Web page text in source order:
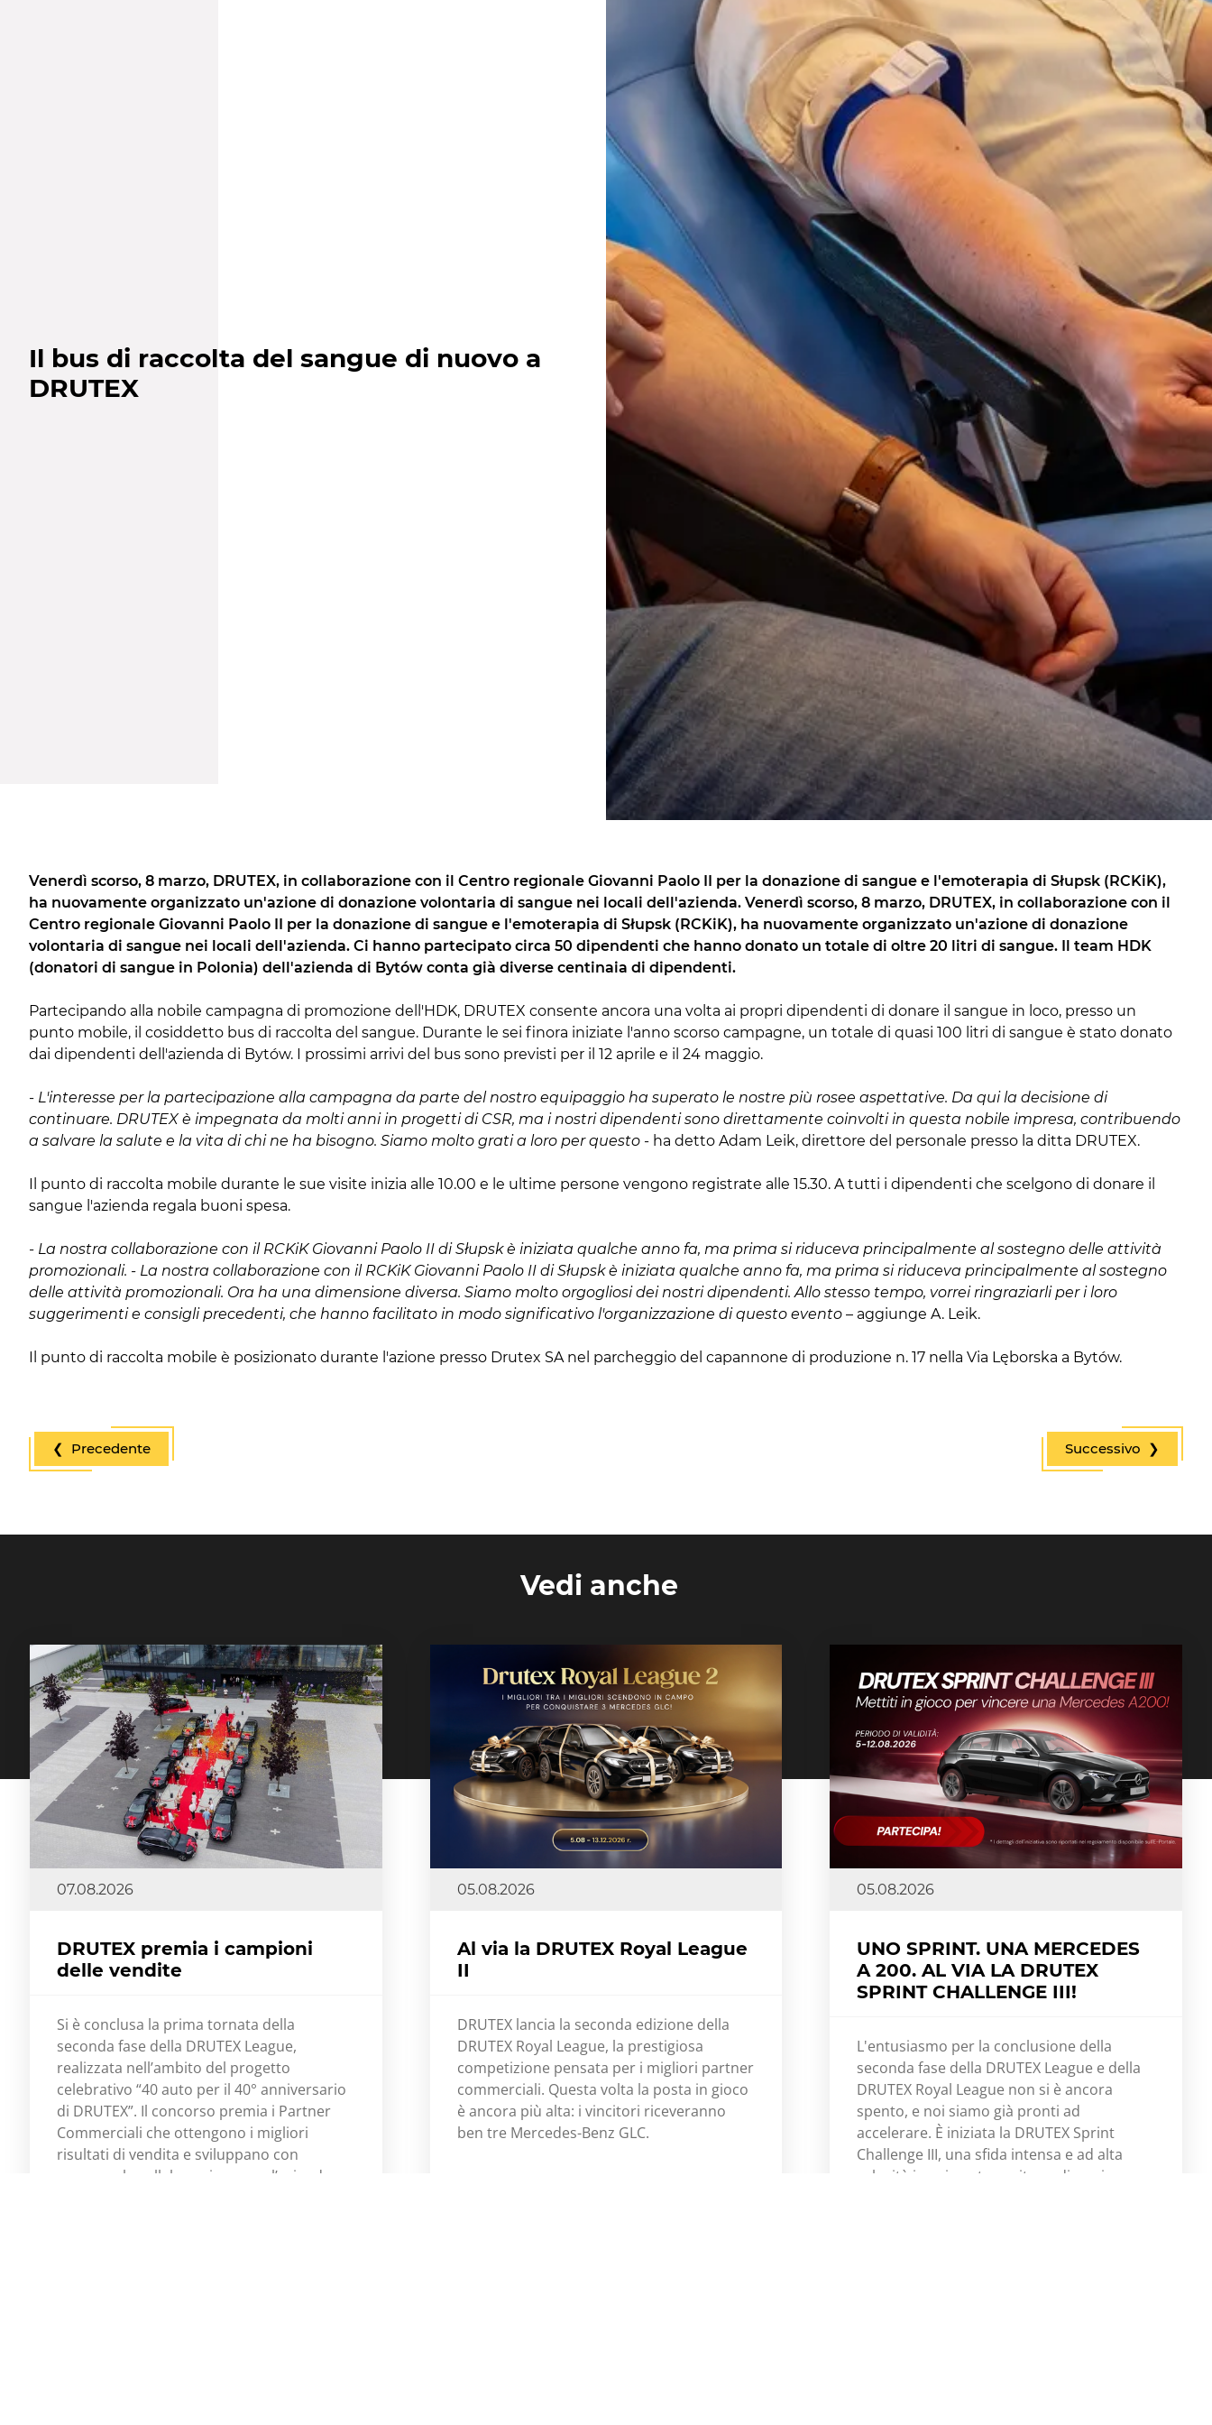
Il bus di raccolta del sangue di nuovo a
DRUTEX
Venerdì scorso, 8 marzo, DRUTEX, in collaborazione con il Centro regionale Giovanni Paolo II per la donazione di sangue e l'emoterapia di Słupsk (RCKiK),
ha nuovamente organizzato un'azione di donazione volontaria di sangue nei locali dell'azienda. Venerdì scorso, 8 marzo, DRUTEX, in collaborazione con il
Centro regionale Giovanni Paolo II per la donazione di sangue e l'emoterapia di Słupsk (RCKiK), ha nuovamente organizzato un'azione di donazione
volontaria di sangue nei locali dell'azienda. Ci hanno partecipato circa 50 dipendenti che hanno donato un totale di oltre 20 litri di sangue. Il team HDK
(donatori di sangue in Polonia) dell'azienda di Bytów conta già diverse centinaia di dipendenti.
Partecipando alla nobile campagna di promozione dell'HDK, DRUTEX consente ancora una volta ai propri dipendenti di donare il sangue in loco, presso un
punto mobile, il cosiddetto bus di raccolta del sangue. Durante le sei finora iniziate l'anno scorso campagne, un totale di quasi 100 litri di sangue è stato donato
dai dipendenti dell'azienda di Bytów. I prossimi arrivi del bus sono previsti per il 12 aprile e il 24 maggio.
- L'interesse per la partecipazione alla campagna da parte del nostro equipaggio ha superato le nostre più rosee aspettative. Da qui la decisione di
continuare. DRUTEX è impegnata da molti anni in progetti di CSR, ma i nostri dipendenti sono direttamente coinvolti in questa nobile impresa, contribuendo
a salvare la salute e la vita di chi ne ha bisogno. Siamo molto grati a loro per questo - ha detto Adam Leik, direttore del personale presso la ditta DRUTEX.
Il punto di raccolta mobile durante le sue visite inizia alle 10.00 e le ultime persone vengono registrate alle 15.30. A tutti i dipendenti che scelgono di donare il
sangue l'azienda regala buoni spesa.
- La nostra collaborazione con il RCKiK Giovanni Paolo II di Słupsk è iniziata qualche anno fa, ma prima si riduceva principalmente al sostegno delle attività
promozionali. - La nostra collaborazione con il RCKiK Giovanni Paolo II di Słupsk è iniziata qualche anno fa, ma prima si riduceva principalmente al sostegno
delle attività promozionali. Ora ha una dimensione diversa. Siamo molto orgogliosi dei nostri dipendenti. Allo stesso tempo, vorrei ringraziarli per i loro
suggerimenti e consigli precedenti, che hanno facilitato in modo significativo l'organizzazione di questo evento – aggiunge A. Leik.
Il punto di raccolta mobile è posizionato durante l'azione presso Drutex SA nel parcheggio del capannone di produzione n. 17 nella Via Lęborska a Bytów.
❮ Precedente Successivo ❯
Vedi anche
07.08.2026
DRUTEX premia i campioni
delle vendite
Si è conclusa la prima tornata della
seconda fase della DRUTEX League,
realizzata nell’ambito del progetto
celebrativo “40 auto per il 40° anniversario
di DRUTEX”. Il concorso premia i Partner
Commerciali che ottengono i migliori
risultati di vendita e sviluppano con
successo la collaborazione con l’azienda.
05.08.2026
Al via la DRUTEX Royal League
II
DRUTEX lancia la seconda edizione della
DRUTEX Royal League, la prestigiosa
competizione pensata per i migliori partner
commerciali. Questa volta la posta in gioco
è ancora più alta: i vincitori riceveranno
ben tre Mercedes-Benz GLC.
05.08.2026
UNO SPRINT. UNA MERCEDES
A 200. AL VIA LA DRUTEX
SPRINT CHALLENGE III!
L'entusiasmo per la conclusione della
seconda fase della DRUTEX League e della
DRUTEX Royal League non si è ancora
spento, e noi siamo già pronti ad
accelerare. È iniziata la DRUTEX Sprint
Challenge III, una sfida intensa e ad alta
velocità in cui contano ritmo, dinamismo e